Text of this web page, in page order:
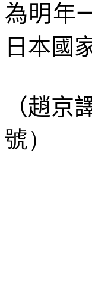
為明年
日本國
（趙京
號）